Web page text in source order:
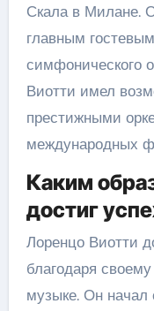
Скала в Милане.
главным
симфонического
Виотти имел
престижными
международных
Каким
достиг
Лоренцо Виотти
благодаря
музыке. Он начал